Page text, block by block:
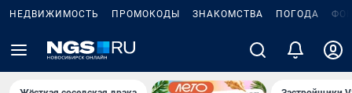
НЕДВИЖИМОСТЬ ПРОМОКОДЫ ЗНАКОМСТВА ПОГОДА